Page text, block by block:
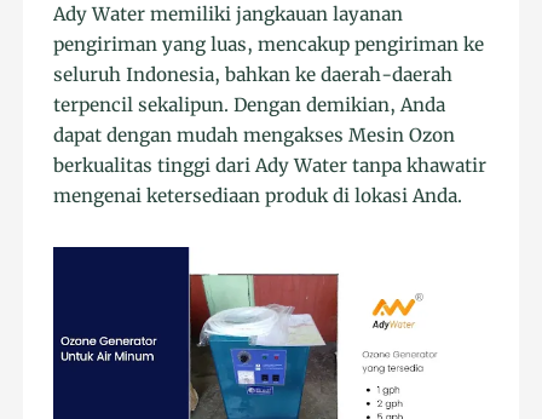
Ady Water memiliki jangkauan layanan
pengiriman yang luas, mencakup pengiriman ke
seluruh Indonesia, bahkan ke daerah-daerah
terpencil sekalipun. Dengan demikian, Anda
dapat dengan mudah mengakses Mesin Ozon
berkualitas tinggi dari Ady Water tanpa khawatir
mengenai ketersediaan produk di lokasi Anda.